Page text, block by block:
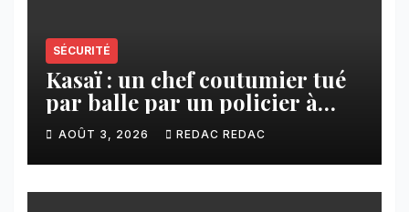
SÉCURITÉ
Kasaï : un chef coutumier tué
par balle par un policier à
Kamuesha, la tension monte
AOÛT 3, 2026 REDAC REDAC